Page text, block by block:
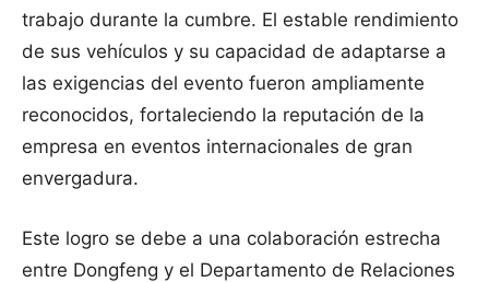
trabajo durante la cumbre. El estable rendimiento
de sus vehículos y su capacidad de adaptarse a
las exigencias del evento fueron ampliamente
reconocidos, fortaleciendo la reputación de la
empresa en eventos internacionales de gran
envergadura.
Este logro se debe a una colaboración estrecha
entre Dongfeng y el Departamento de Relaciones